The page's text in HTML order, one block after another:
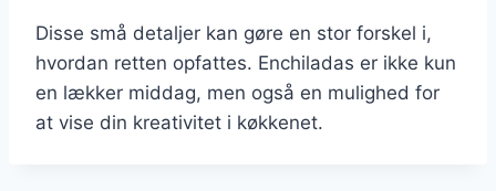
Disse små detaljer kan gøre en stor forskel i,
hvordan retten opfattes. Enchiladas er ikke kun
en lækker middag, men også en mulighed for
at vise din kreativitet i køkkenet.